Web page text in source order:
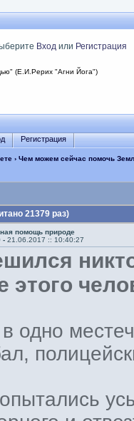
Входили Регистрация
(Е.И.Рерих "Агни Йога")
Регистрация
› Чем можем сейчас помочь
21379 раз)
помощь природе
-21.06.2017 :: 10:40:27
этого
в одно